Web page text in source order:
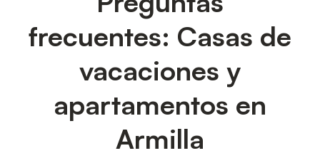
frecuentes: Casas de
vacaciones y
apartamentos en
Armilla